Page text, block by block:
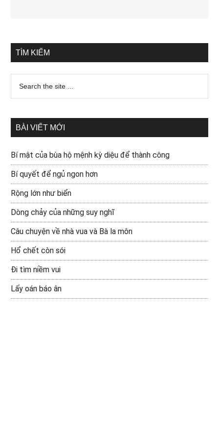
TÌM KIẾM
BÀI VIẾT MỚI
Bí mật của bùa hộ mệnh kỳ diệu để thành công
Bí quyết để ngủ ngon hơn
Rộng lớn như biển
Dòng chảy của những suy nghĩ
Câu chuyện về nhà vua và Bà la môn
Hổ chết còn sói
Đi tìm niềm vui
Lấy oán báo ân